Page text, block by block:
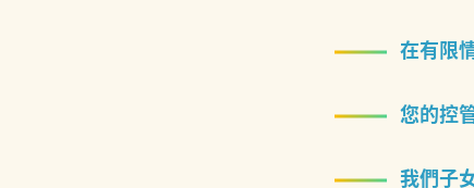
在有限
您的控
我們子